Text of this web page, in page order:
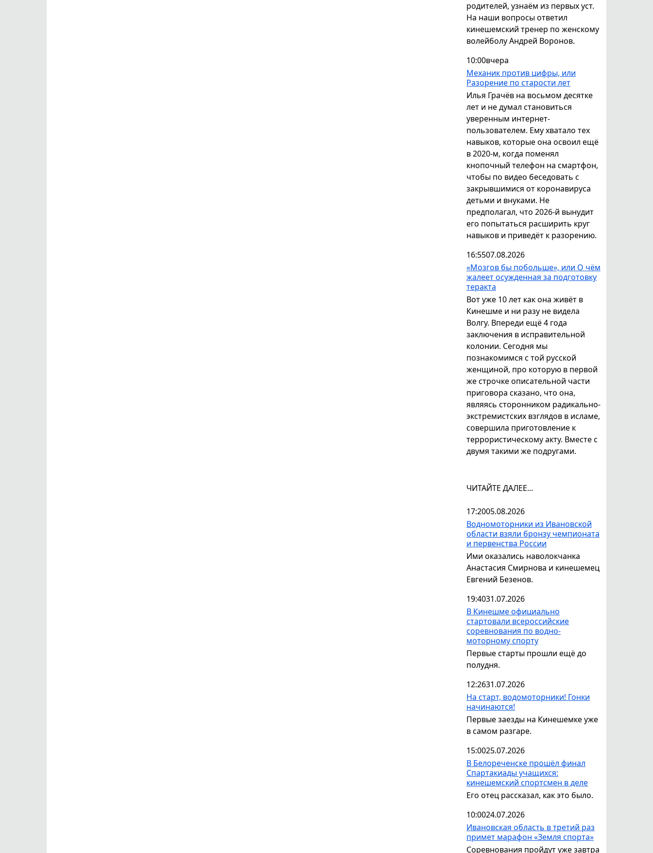
родителей, узнаём из первых уст.
На наши вопросы ответил
кинешемский тренер по женскому
волейболу Андрей Воронов.
10:00вчера
Механик против цифры, или
Разорение по старости лет
Илья Грачёв на восьмом десятке
лет и не думал становиться
уверенным интернет-
пользователем. Ему хватало тех
навыков, которые она освоил ещё
в 2020-м, когда поменял
кнопочный телефон на смартфон,
чтобы по видео беседовать с
закрывшимися от коронавируса
детьми и внуками. Не
предполагал, что 2026-й вынудит
его попытаться расширить круг
навыков и приведёт к разорению.
16:5507.08.2026
«Мозгов бы побольше», или О чём
жалеет осужденная за подготовку
теракта
Вот уже 10 лет как она живёт в
Кинешме и ни разу не видела
Волгу. Впереди ещё 4 года
заключения в исправительной
колонии. Сегодня мы
познакомимся с той русской
женщиной, про которую в первой
же строчке описательной части
приговора сказано, что она,
являясь сторонником радикально-
экстремистских взглядов в исламе,
совершила приготовление к
террористическому акту. Вместе с
двумя такими же подругами.
ЧИТАЙТЕ ДАЛЕЕ...
17:2005.08.2026
Водномоторники из Ивановской
области взяли бронзу чемпионата
и первенства России
Ими оказались наволокчанка
Анастасия Смирнова и кинешемец
Евгений Безенов.
19:4031.07.2026
В Кинешме официально
стартовали всероссийские
соревнования по водно-
моторному спорту
Первые старты прошли ещё до
полудня.
12:2631.07.2026
На старт, водомоторники! Гонки
начинаются!
Первые заезды на Кинешемке уже
в самом разгаре.
15:0025.07.2026
В Белореченске прошёл финал
Спартакиады учащихся:
кинешемский спортсмен в деле
Его отец рассказал, как это было.
10:0024.07.2026
Ивановская область в третий раз
примет марафон «Земля спорта»
Соревнования пройдут уже завтра